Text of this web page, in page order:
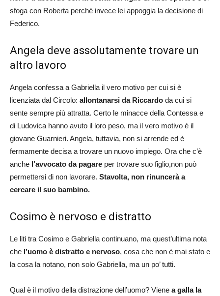
sfoga con Roberta perché invece lei appoggia la decisione di
Federico.
Angela deve assolutamente trovare un
altro lavoro
Angela confessa a Gabriella il vero motivo per cui si è
licenziata dal Circolo: allontanarsi da Riccardo da cui si
sente sempre più attratta. Certo le minacce della Contessa e
di Ludovica hanno avuto il loro peso, ma il vero motivo è il
giovane Guarnieri. Angela, tuttavia, non si arrende ed è
fermamente decisa a trovare un nuovo impiego. Ora che c’è
anche l’avvocato da pagare per trovare suo figlio,non può
permettersi di non lavorare. Stavolta, non rinuncerà a
cercare il suo bambino.
Cosimo è nervoso e distratto
Le liti tra Cosimo e Gabriella continuano, ma quest’ultima nota
che l’uomo è distratto e nervoso, cosa che non è mai stato e
la cosa la notano, non solo Gabriella, ma un po’ tutti.
Qual è il motivo della distrazione dell’uomo? Viene a galla la